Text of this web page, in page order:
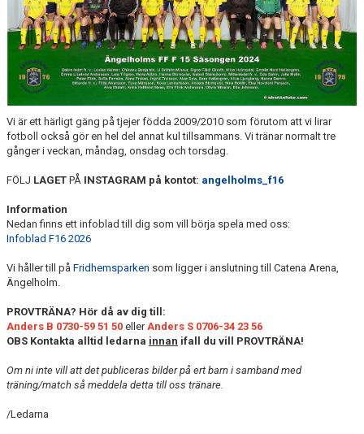
PLANSKISS FRIDHEMSPARKEN
Vi är ett härligt gäng på tjejer födda 2009/2010 som förutom att vi lirar
fotboll också gör en hel del annat kul tillsammans. Vi tränar normalt tre
gånger i veckan, måndag, onsdag och torsdag.
FÖLJ LAGET PÅ INSTAGRAM på kontot: angelholms_f16
Information
Nedan finns ett infoblad till dig som vill börja spela med oss:
Infoblad F16 2026
Vi håller till på Fridhemsparken som ligger i anslutning till Catena Arena,
Ängelholm.
PROVTRÄNA? Hör då av dig till:
Anders B 0730-59 51 50 ellerAnders S 0706-34 23 56
OBS Kontakta alltid ledarna innan ifall du vill PROVTRÄNA!
Om ni inte vill att det publiceras bilder på ert barn i samband med
träning/match så meddela detta till oss tränare.
/Ledarna